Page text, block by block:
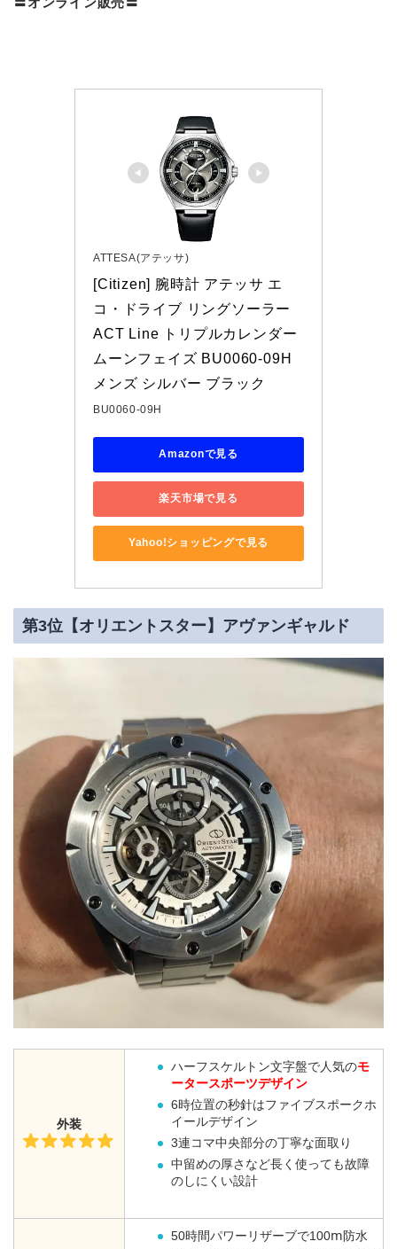
ATTESA(アテッサ)
[Citizen] 腕時計 アテッサ エ
コ・ドライブ リングソーラー
ACT Line トリプルカレンダー
ムーンフェイズ BU0060-09H
メンズ シルバー ブラック
BU0060-09H
Amazonで見る
楽天市場で見る
Yahoo!ショッピングで見る
第3位【オリエントスター】アヴァンギャルド
外装
ハーフスケルトン文字盤で人気のモ
ータースポーツデザイン
6時位置の秒針はファイブスポークホ
イールデザイン
3連コマ中央部分の丁寧な面取り
中留めの厚さなど長く使っても故障
のしにくい設計
50時間パワーリザーブで100ⅿ防水